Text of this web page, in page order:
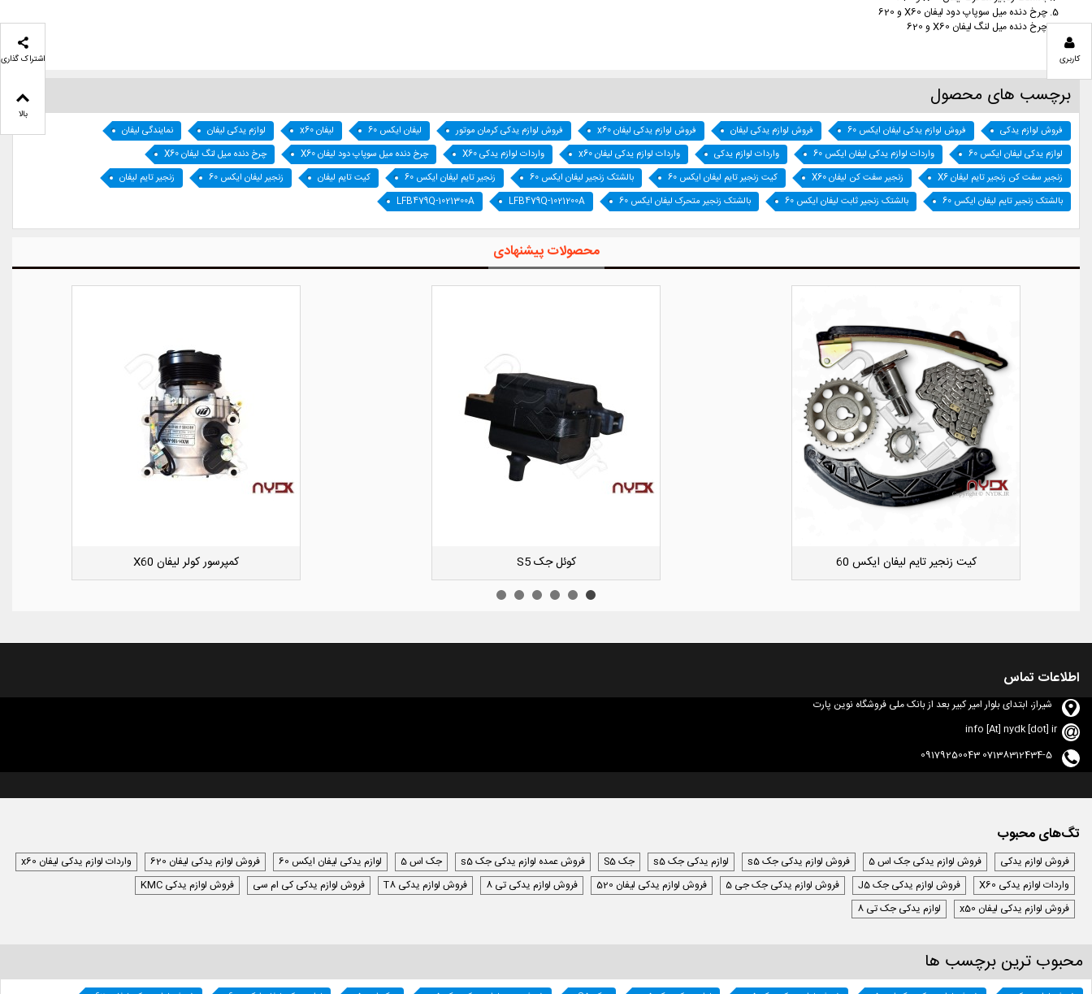
چرخ دنده میل سوپاپ دود لیفان X60
و 620
چرخ دنده میل لنگ لیفان X60
و 620
برچسب های محصول
فروش لوازم یدکی فروش لوازم یدکی لیفان ایکس 60 فروش لوازم یدکی لیفان فروش لوازم یدکی لیفان x60 فروش لوازم یدکی کرمان موتور لیفان ایکس 60 لیفان x60 لوازم یدکی لیفان
نمایندگی لیفان
لوازم یدکی لیفان ایکس 60
واردات لوازم یدکی لیفان ایکس 60 واردات لوازم یدکی واردات لوازم یدکی لیفان x60 واردات لوازم یدکی X60 چرخ دنده میل سوپاپ دود لیفان X60
چرخ دنده میل لنگ لیفان X60
زنجیر سفت کن زنجیر تایم لیفان X6
زنجیر سفت کن لیفان X60 کیت زنجیر تایم لیفان ایکس 60 بالشتک زنجیر لیفان ایکس 60 زنجیر تایم لیفان ایکس 60 کیت تایم لیفان زنجیر لیفان ایکس 60
زنجیر تایم لیفان
بالشتک زنجیر تایم لیفان ایکس 60
بالشتک زنجیر ثابت لیفان ایکس 60 بالشتک زنجیر متحرک لیفان ایکس 60 LFB479Q-1021200A
LFB479Q-1021300A
محصولات پیشنهادی
دوست داشتن
کشویی کوچک سپر عقب راست لیفان ایکس 50 دوست داشتن
کیت زنجیر تایم لیفان ایکس 60 دوست داشتن
کوئل جک S5
اطلاعات تماس
شیراز، ابتدای بلوار امیر کبیر بعد از بانک ملی فروشگاه نوین پارت
info [At] nydk [dot] ir
07138312434-5 09179250043
تگ‌های محبوب
فروش لوازم یدکی فروش لوازم یدکی جک اس 5 فروش لوازم یدکی جک s5 لوازم یدکی جک s5 جک S5 فروش عمده لوازم یدکی جک s5 جک اس 5 لوازم یدکی لیفان ایکس 60 فروش لوازم یدکی لیفان 620
واردات لوازم یدکی لیفان x60
واردات لوازم یدکی X60
فروش لوازم یدکی جک J5 فروش لوازم یدکی جک جی 5 فروش لوازم یدکی لیفان 520 فروش لوازم یدکی تی 8 فروش لوازم یدکی T8 فروش لوازم یدکی کی ام سی
فروش لوازم یدکی KMC
فروش لوازم یدکی لیفان x50
لوازم یدکی جک تی 8
محبوب ترین برچسب ها
کاربری اشتراک گذاری
بالا